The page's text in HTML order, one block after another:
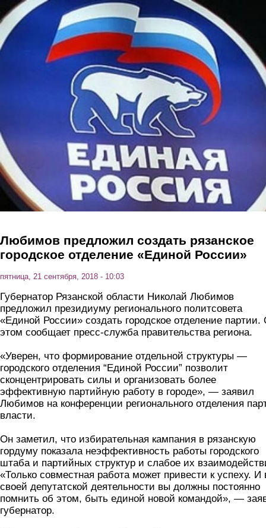
Перейти к основному содержанию
Любимов предложил создать рязанское
городское отделение «Единой России»
пятница, 21 сентября, 2018 - 10:03
Губернатор Рязанской области Николай Любимов
предложил президиуму регионального политсовета
«Единой России» создать городское отделение партии.
этом сообщает пресс-служба правительства региона.
«Уверен, что формирование отдельной структуры —
городского отделения “Единой России” позволит
сконцентрировать силы и организовать более
эффективную партийную работу в городе», — заявил
Любимов на конференции регионального отделения
власти.
Он заметил, что избирательная кампания в рязанскую
гордуму показала неэффективность работы городского
штаба и партийных структур и слабое их
«Только совместная работа может привести к успеху. И
своей депутатской деятельности вы должны постоянно
помнить об этом, быть единой новой командой», —
губернатор.